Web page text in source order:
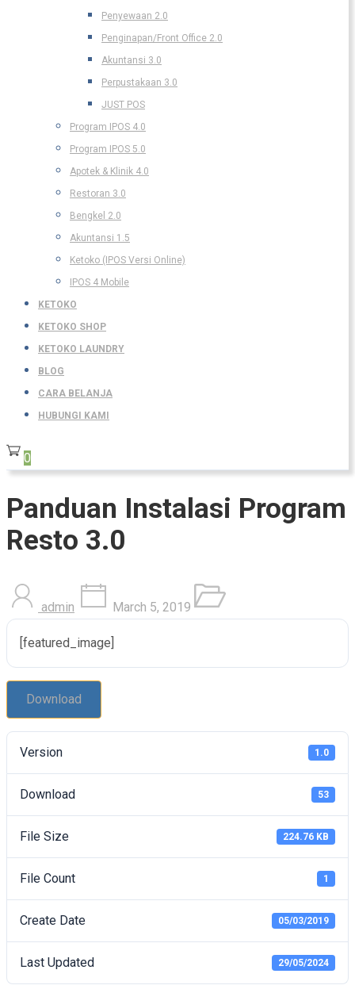
Penyewaan 2.0
Penginapan/Front Office 2.0
Akuntansi 3.0
Perpustakaan 3.0
JUST POS
Program IPOS 4.0
Program IPOS 5.0
Apotek & Klinik 4.0
Restoran 3.0
Bengkel 2.0
Akuntansi 1.5
Ketoko (IPOS Versi Online)
IPOS 4 Mobile
KETOKO
KETOKO SHOP
KETOKO LAUNDRY
BLOG
CARA BELANJA
HUBUNGI KAMI
0
Panduan Instalasi Program
Resto 3.0
admin March 5, 2019
[featured_image]
Download
Version 1.0
Download 53
File Size 224.76 KB
File Count 1
Create Date 05/03/2019
Last Updated 29/05/2024